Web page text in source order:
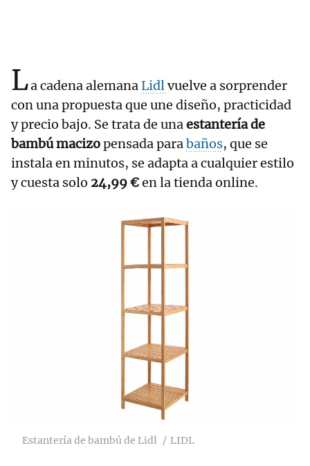
La cadena alemanaLidlvuelve a sorprender
con una propuesta que une diseño, practicidad
y precio bajo. Se trata de unaestantería de
bambú macizopensada parabaños, que se
instala en minutos, se adapta a cualquier estilo
y cuesta solo 24,99 €en la tienda online.
Estantería de bambú de Lidl LIDL